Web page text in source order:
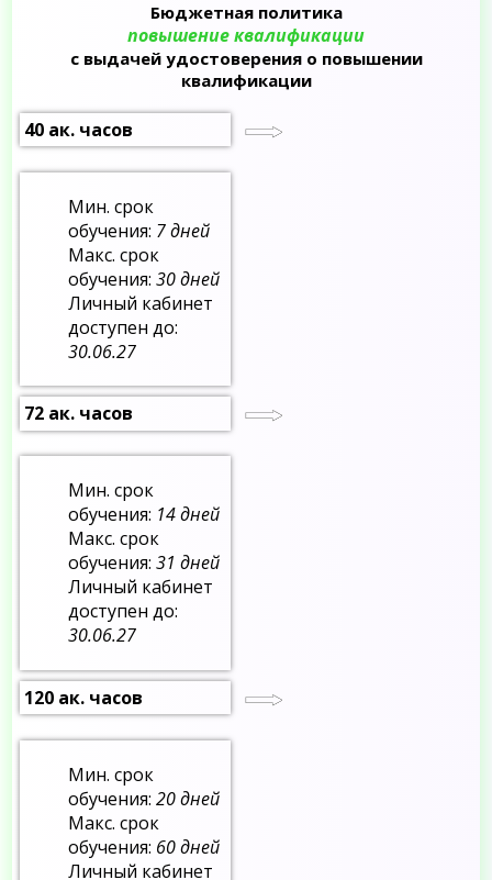
Бюджетная политика
повышение квалификации
с выдачей удостоверения о повышении
квалификации
40 ак. часов
Мин. срок
обучения: 7 дней
Макс. срок
обучения:30 дней
Личный кабинет
доступен до:
30.06.27
72 ак. часов
Мин. срок
обучения: 14 дней
Макс. срок
обучения:31 дней
Личный кабинет
доступен до:
30.06.27
120 ак. часов
Мин. срок
обучения:20 дней
Макс. срок
обучения: 60 дней
Личный кабинет